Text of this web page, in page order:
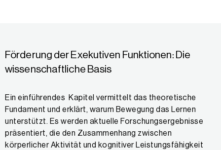
Förderung der Exekutiven Funktionen: Die
wissenschaftliche Basis
Ein einführendes Kapitel vermittelt das theoretische
Fundament und erklärt, warum Bewegung das Lernen
unterstützt. Es werden aktuelle Forschungsergebnisse
präsentiert, die den Zusammenhang zwischen
körperlicher Aktivität und kognitiver Leistungsfähigkeit